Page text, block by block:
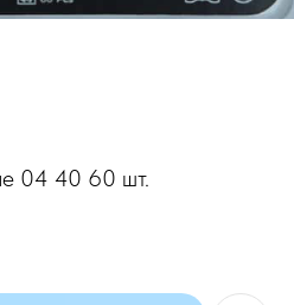
04 40 60 шт.